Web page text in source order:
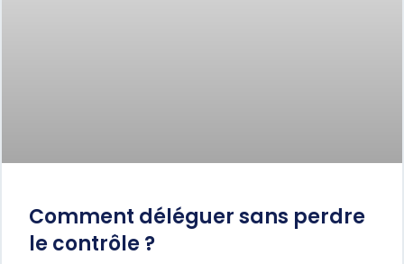
Comment déléguer sans perdre
le contrôle ?